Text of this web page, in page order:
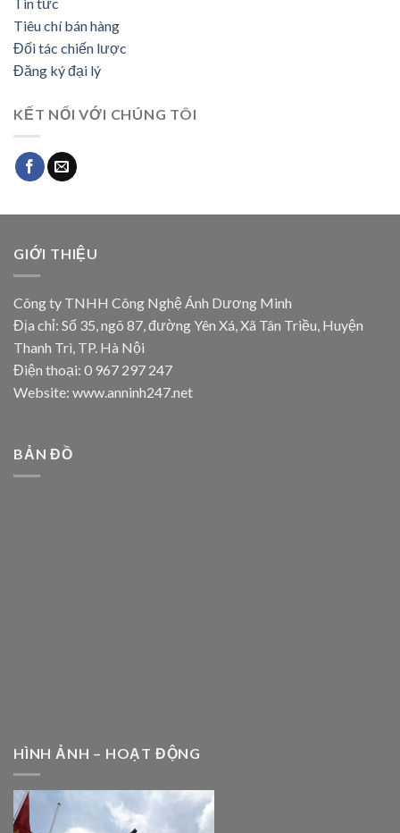
Tin tức
Tiêu chí bán hàng
Đối tác chiến lược
Đăng ký đại lý
KẾT NỐI VỚI CHÚNG TÔI
GIỚI THIỆU
Công ty TNHH Công Nghệ Ánh Dương Minh
Địa chỉ: Số 35, ngõ 87, đường Yên Xá, Xã Tân Triều, Huyện
Thanh Trì, TP. Hà Nội
Điện thoại: 0 967 297 247
Website: www.anninh247.net
BẢN ĐỒ
HÌNH ẢNH – HOẠT ĐỘNG